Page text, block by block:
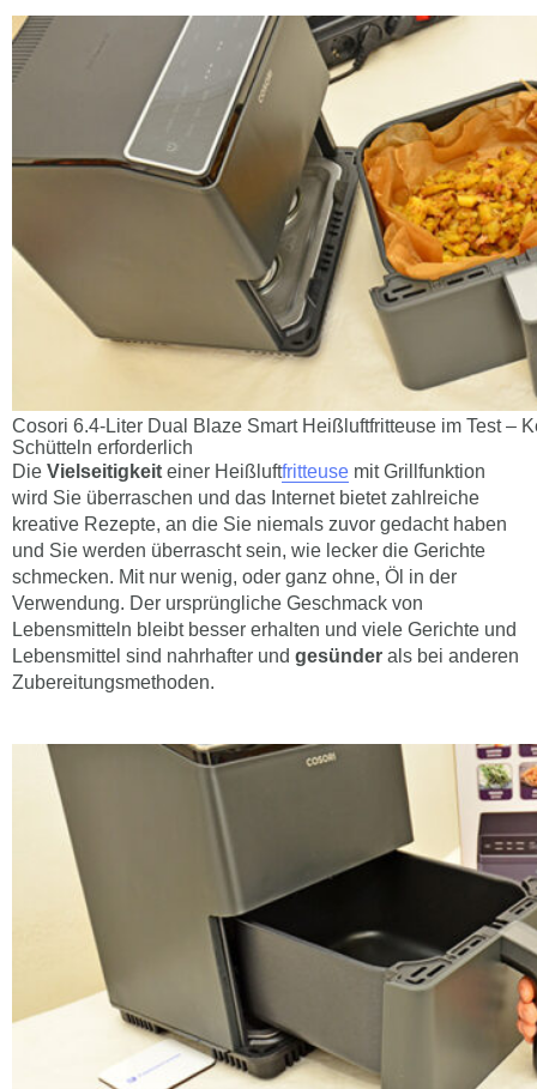
Cosori 6.4-Liter Dual Blaze Smart Heißluftfritteuse im Test –
Schütteln erforderlich
Die Vielseitigkeit einer Heißluftfritteuse mit Grillfunktion
wird Sie überraschen und das Internet bietet zahlreiche
kreative Rezepte, an die Sie niemals zuvor gedacht haben
und Sie werden überrascht sein, wie lecker die Gerichte
schmecken. Mit nur wenig, oder ganz ohne, Öl in der
Verwendung. Der ursprüngliche Geschmack von
Lebensmitteln bleibt besser erhalten und viele Gerichte und
Lebensmittel sind nahrhafter und gesünder als bei anderen
Zubereitungsmethoden.